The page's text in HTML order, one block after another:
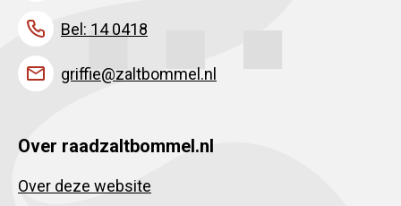
Bel: 14 0418
griffie@zaltbommel.nl
Over raadzaltbommel.nl
Over deze website